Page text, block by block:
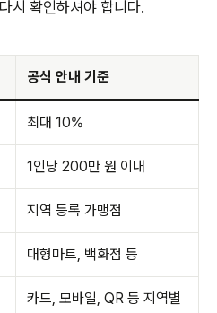
시 확인하셔야 합니다.
공식 안내 기준
최대 10%
1인당 200만 원 이내
지역 등록 가맹점
대형마트, 백화점 등
카드, 모바일, QR 등 지역별